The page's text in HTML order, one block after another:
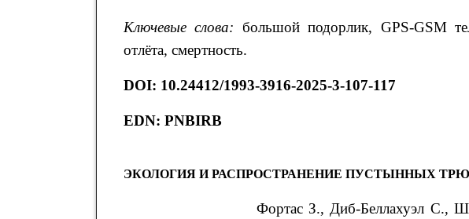
Ключевые слова: большой подорлик, GPS-GSM
отлёта, смертность.
DOI: 10.24412/1993-3916-2025-3-107-117
EDN: PNBIRB
ЭКОЛОГИЯ И РАСПРОСТРАНЕНИЕ ПУСТЫННЫХ
Фортас З., Диб-Беллахуэл С.,